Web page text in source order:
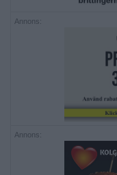
Annons:
Annons: